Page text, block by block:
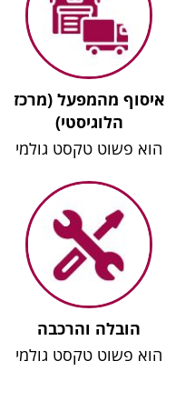
איסוף מהמפעל (מרכז
הלוגיסטי)
הוא פשוט טקסט גולמי
הובלה והרכבה
הוא פשוט טקסט גולמי